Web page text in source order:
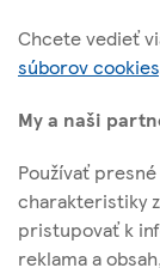
Užitočné linky
Sledujte nás
Chcete vedieť
súborov cookies
My a naši
Používať
charakteristiky
pristupovať k
reklama a